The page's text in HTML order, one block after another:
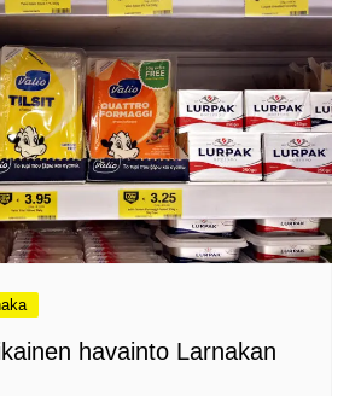
havainto Larnakan